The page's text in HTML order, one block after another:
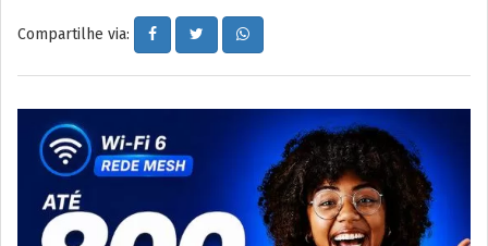
Compartilhe via: